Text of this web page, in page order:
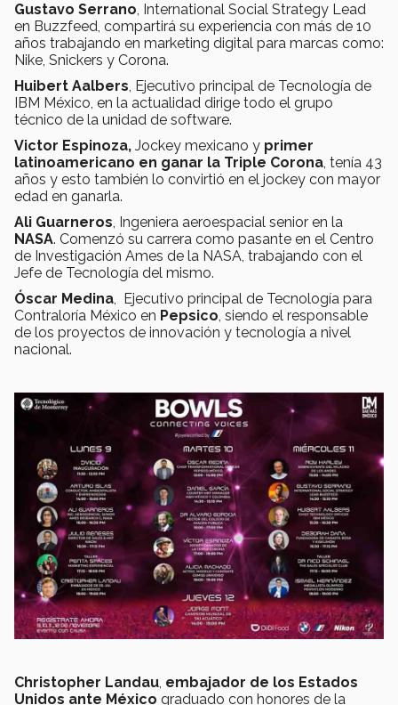
Gustavo Serrano, International Social Strategy Lead
en Buzzfeed, compartirá su experiencia con más de 10
años trabajando en marketing digital para marcas como:
Nike, Snickers y Corona.
Huibert Aalbers, Ejecutivo principal de Tecnología de
IBM México, en la actualidad dirige todo el grupo
técnico de la unidad de software.
Victor Espinoza, Jockey mexicano y primer
latinoamericano en ganar la Triple Corona, tenía 43
años y esto también lo convirtió en el jockey con mayor
edad en ganarla.
Ali Guarneros, Ingeniera aeroespacial senior en la
NASA. Comenzó su carrera como pasante en el Centro
de Investigación Ames de la NASA, trabajando con el
Jefe de Tecnología del mismo.
Óscar Medina, Ejecutivo principal de Tecnología para
Contraloría México en Pepsico, siendo el responsable
de los proyectos de innovación y tecnología a nivel
nacional.
Christopher Landau, embajador de los Estados
Unidos ante México graduado con honores de la